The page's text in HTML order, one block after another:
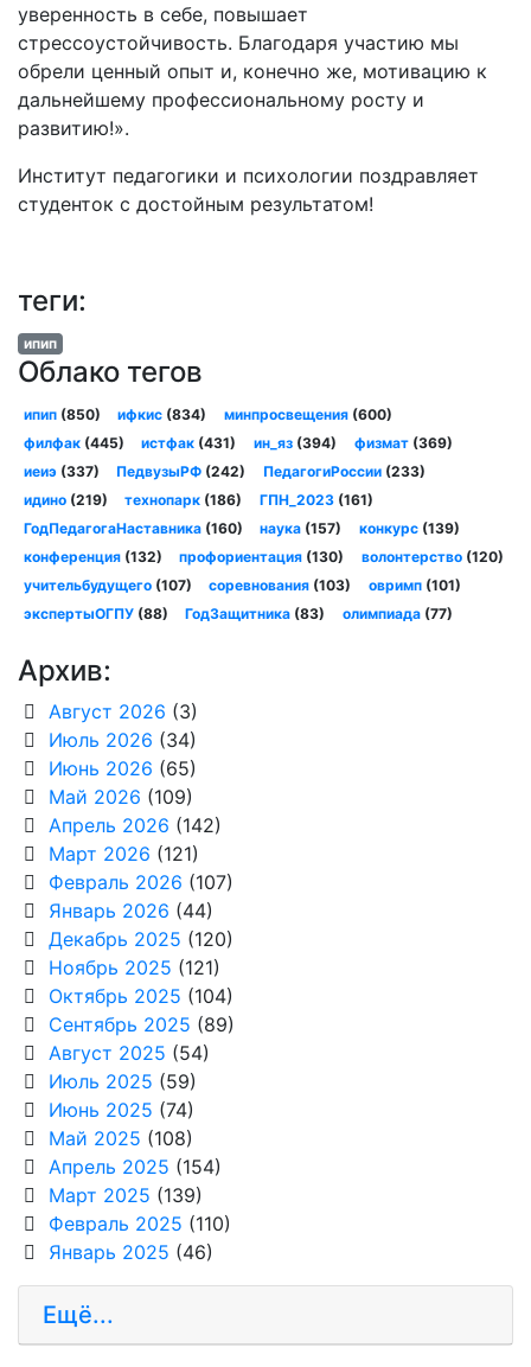
уверенность в себе, повышает
стрессоустойчивость. Благодаря участию мы
обрели ценный опыт и, конечно же, мотивацию к
дальнейшему профессиональному росту и
развитию!».
Институт педагогики и психологии поздравляет
студенток с достойным результатом!
теги:
ипип
Облако тегов
ипип(850) ифкис (834) минпросвещения(600)
филфак(445) истфак (431) ин_яз(394) физмат(369)
иеиэ(337) ПедвузыРФ (242) ПедагогиРоссии(233)
идино(219) технопарк (186) ГПН_2023(161)
ГодПедагогаНаставника(160) наука (157) конкурс(139)
конференция(132) профориентация (130) волонтерство(120)
учительбудущего(107) соревнования (103) овримп(101)
экспертыОГПУ(88) ГодЗащитника (83) олимпиада(77)
Архив:
Август 2026 (3)
Июль 2026 (34)
Июнь 2026 (65)
Май 2026 (109)
Апрель 2026 (142)
Март 2026 (121)
Февраль 2026 (107)
Январь 2026 (44)
Декабрь 2025 (120)
Ноябрь 2025 (121)
Октябрь 2025 (104)
Сентябрь 2025 (89)
Август 2025 (54)
Июль 2025 (59)
Июнь 2025 (74)
Май 2025 (108)
Апрель 2025 (154)
Март 2025 (139)
Февраль 2025 (110)
Январь 2025 (46)
Ещё...